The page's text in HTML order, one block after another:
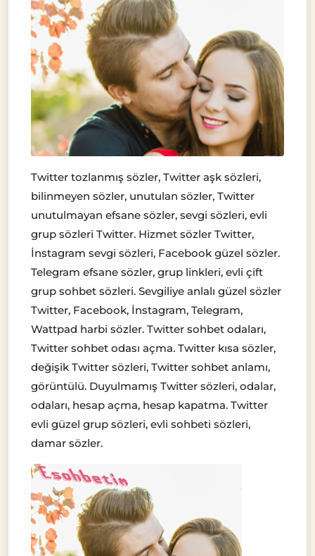
Twitter tozlanmış sözler, Twitter aşk sözleri,
bilinmeyen sözler, unutulan sözler, Twitter
unutulmayan efsane sözler, sevgi sözleri, evli
grup sözleri Twitter. Hizmet sözler Twitter,
İnstagram sevgi sözleri, Facebook güzel sözler.
Telegram efsane sözler, grup linkleri, evli çift
grup sohbet sözleri. Sevgiliye anlalı güzel sözler
Twitter, Facebook, İnstagram, Telegram,
Wattpad harbi sözler. Twitter sohbet odaları,
Twitter sohbet odası açma. Twitter kısa sözler,
değişik Twitter sözleri, Twitter sohbet anlamı,
görüntülü. Duyulmamış Twitter sözleri, odalar,
odaları, hesap açma, hesap kapatma. Twitter
evli güzel grup sözleri, evli sohbeti sözleri,
damar sözler.